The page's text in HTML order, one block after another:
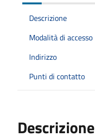
Descrizione
Modalità di accesso
Indirizzo
Punti di contatto
Descrizione